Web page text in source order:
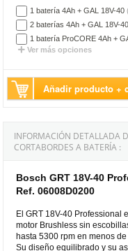
1 batería 4Ah + GAL 18V-40
2 baterías 4Ah + GAL 18V-40
1 batería ProCORE 4Ah +
Ver más opciones
Añadir producto +
INFORMACIÓN DETALLADA
CORTABORDES A BATERÍA :
Bosch GRT 18V-40
Ref. 06008D0200
El GRT 18V-40 Professional
motor Brushless sin
hasta 5300 rpm en menos de
Su diseño equilibrado y su